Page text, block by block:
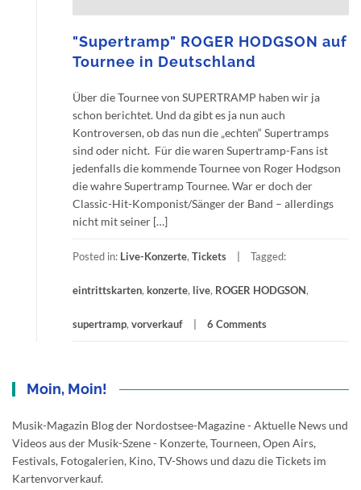
"Supertramp" ROGER HODGSON auf
Tournee in Deutschland
Über die Tournee von SUPERTRAMP haben wir ja
schon berichtet. Und da gibt es ja nun auch
Kontroversen, ob das nun die „echten“ Supertramps
sind oder nicht. Für die waren Supertramp-Fans ist
jedenfalls die kommende Tournee von Roger Hodgson
die wahre Supertramp Tournee. War er doch der
Classic-Hit-Komponist/Sänger der Band – allerdings
nicht mit seiner […]
Posted in: Live-Konzerte, Tickets Tagged:
eintrittskarten, konzerte, live, ROGER HODGSON,
supertramp, vorverkauf 6 Comments
Moin, Moin!
Musik-Magazin Blog der Nordostsee-Magazine - Aktuelle News und
Videos aus der Musik-Szene - Konzerte, Tourneen, Open Airs,
Festivals, Fotogalerien, Kino, TV-Shows und dazu die Tickets im
Kartenvorverkauf.